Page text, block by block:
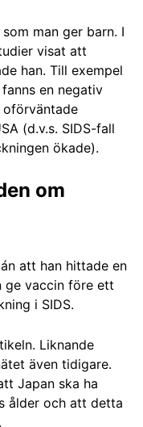
man ger barn. I
visat att
han. Till exempel
en negativ
(d.v.s. SIDS-fall
ökade).
om
att han hittade en
ge vaccin före ett
i SIDS.
Liknande
även tidigare.
Japan ska ha
ålder och att detta